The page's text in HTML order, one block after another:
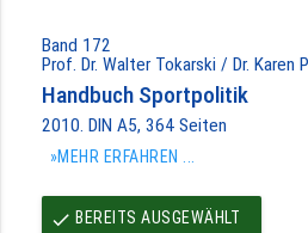
Band 172
Prof. Dr. Walter Tokarski / Dr. Karen
Handbuch Sportpolitik
2010. DIN A5, 364 Seiten
»MEHR ERFAHREN ...
done BEREITS AUSGEWÄHLT